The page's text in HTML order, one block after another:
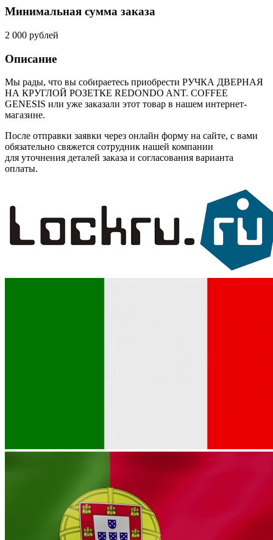
Минимальная сумма заказа
2 000 рублей
Описание
Мы рады, что вы собираетесь приобрести РУЧКА ДВЕРНАЯ
НА КРУГЛОЙ РОЗЕТКЕ REDONDO ANT. COFFEE
GENESIS или уже заказали этот товар в нашем интернет-
магазине.
После отправки заявки через онлайн форму на сайте, с вами
обязательно свяжется сотрудник нашей компании
для уточнения деталей заказа и согласования варианта
оплаты.